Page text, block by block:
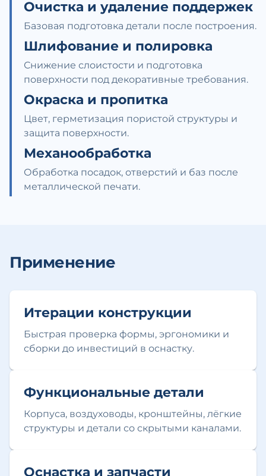
Очистка и удаление поддержек
Базовая подготовка детали после построения.
Шлифование и полировка
Снижение слоистости и подготовка
поверхности под декоративные требования.
Окраска и пропитка
Цвет, герметизация пористой структуры и
защита поверхности.
Механообработка
Обработка посадок, отверстий и баз после
металлической печати.
Применение
Итерации конструкции
Быстрая проверка формы, эргономики и
сборки до инвестиций в оснастку.
Функциональные детали
Корпуса, воздуховоды, кронштейны, лёгкие
структуры и детали со скрытыми каналами.
Оснастка и запчасти